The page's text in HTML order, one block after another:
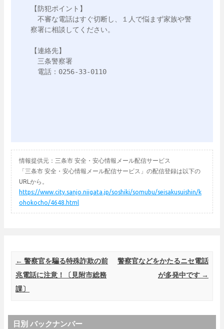
【防犯ポイント】
不審な電話はすぐ切断し、１人で悩まず家族や警
察署に相談してください。
【連絡先】
三条警察署
電話：0256-33-0110
情報提供元：三条市 安全・安心情報メール配信サービス
「三条市 安全・安心情報メール配信サービス」の配信登録は以下の
URLから。
https://www.city.sanjo.niigata.jp/soshiki/somubu/seisakusuishin/k
ohokocho/4648.html
Post navigation
← 警察官を騙る特殊詐欺の前
兆電話に注意！〔見附市総務
課〕
警察官などをかたるニセ電話
が多発中です →
日別 バックナンバー